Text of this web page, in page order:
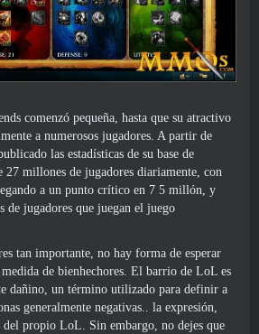
comenzó pequeña, hasta que su atractivo
a numerosos jugadores. A partir de
las estadísticas de su base de
27 millones de jugadores diariamente, con
a un punto crítico en 7 5 millón, y
de jugadores que juegan el juego
tan importante, no hay forma de esperar
de bienhechores. El barrio de LoL es
dañino, un término utilizado para definir a
generalmente negativas.. la expresión,
del propio LoL. Sin embargo, no dejes que